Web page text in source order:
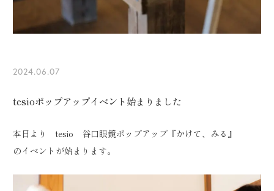
2024.06.07
tesioポップアップイベント始まりました
本日より tesio 谷口眼鏡ポップアップ『かけて、みる』
のイベントが始まります。